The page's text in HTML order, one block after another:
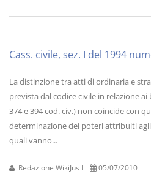
Cass. civile, sez. I del 1994
La distinzione tra atti di ordinaria e
prevista dal codice civile in relazione
374 e 394 cod. civ.) non coincide con
determinazione dei poteri attribuiti
quali vanno...
Redazione WikiJus I 05/07/2010